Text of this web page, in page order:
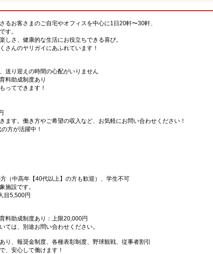
るお客さまのご自宅やオフィスを中心に1日20軒〜30軒、
す。
しさ、健康的な生活にお役立ちできる喜び。
さんのヤリガイにあふれています！
送り迎えの時間の心配がいりません
料助成制度あり
ってできます！
ます。働き方やご希望の収入など、お気軽にお問い合わせください！
方が活躍中！
（中高年【40代以上】の方も歓迎）、学生不可
施設です。
目5,500円
助成制度あり：上限20,000円
は、別途お問い合わせください。
り、報奨金制度、各種表彰制度、野球観戦、従事者割引
、安心して働けます！